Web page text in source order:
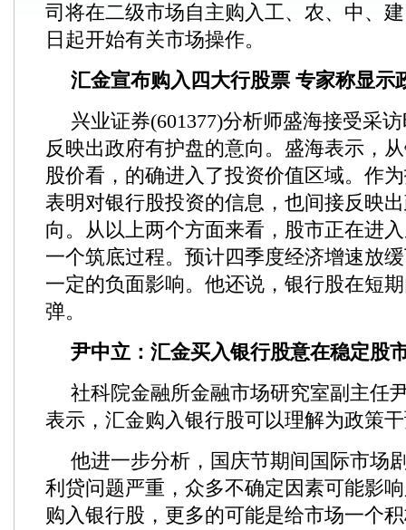
司将在二级市场自主购入工、农、中、
日起开始有关市场操作。
汇金宣布购入四大行股票 专家称显示
兴业证券(601377)分析师盛海接受采
反映出政府有护盘的意向。盛海表示，
股价看，的确进入了投资价值区域。作
表明对银行股投资的信息，也间接反映
向。从以上两个方面来看，股市正在进
一个筑底过程。预计四季度经济增速放
一定的负面影响。他还说，银行股在短
弹。
尹中立：汇金买入银行股意在稳定股
社科院金融所金融市场研究室副主任
表示，汇金购入银行股可以理解为政策
他进一步分析，国庆节期间国际市场
利贷问题严重，众多不确定因素可能影
购入银行股，更多的可能是给市场一个